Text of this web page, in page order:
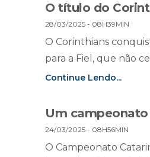
O título do
28/03/2025 - 08H39MIN
O Corinthians
para a Fiel, que não
Continue Lendo...
Um
24/03/2025 - 08H56MIN
O Campeonato